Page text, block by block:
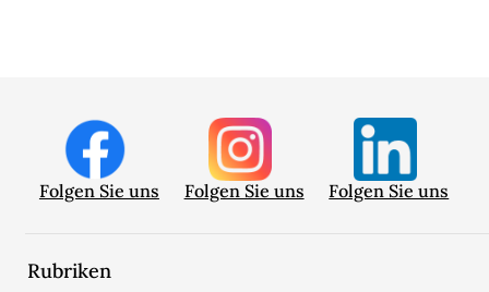
Folgen Sie uns Folgen Sie uns Folgen Sie uns
Rubriken